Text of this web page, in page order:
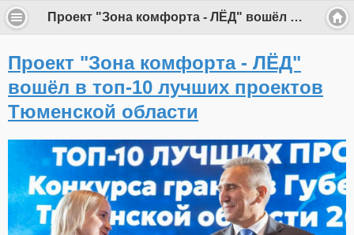
Проект "Зона комфорта - ЛЁД" вошёл в топ-10 лучших проектов Тюменской области
Проект "Зона комфорта - ЛЁД"
вошёл в топ-10 лучших проектов
Тюменской области